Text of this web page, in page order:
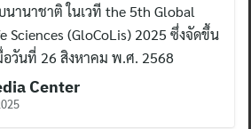
นานาชาติ ในเวที the 5th Global
Sciences (GloCoLis) 2025 ซึ่งจัดขึ้น
อวันที่ 26 สิงหาคม พ.ศ. 2568
Center